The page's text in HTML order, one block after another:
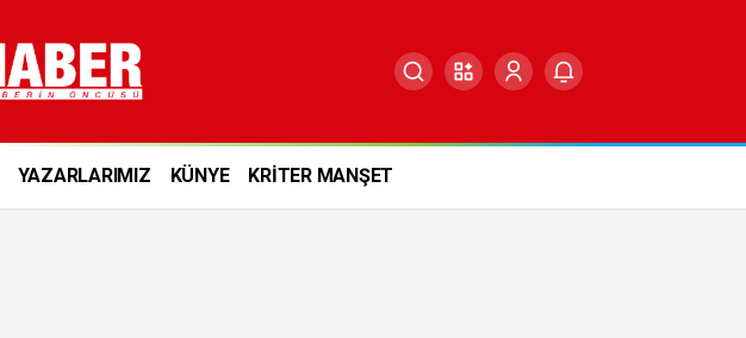
YAZARLARIMIZ KÜNYE KRİTER MANŞET